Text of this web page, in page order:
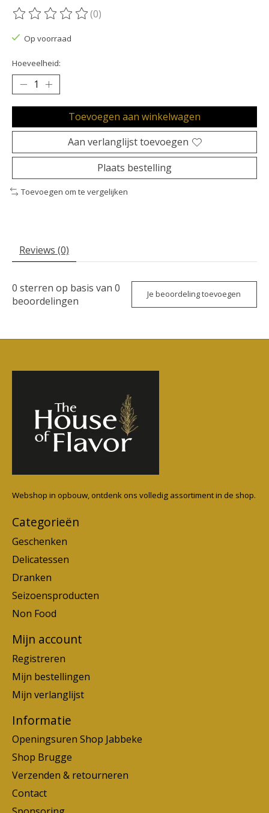
De beoordeling van dit product is
(0)
Op voorraad
Hoeveelheid:
Toevoegen aan winkelwagen
Aan verlanglijst toevoegen
Plaats bestelling
Toevoegen om te vergelijken
Reviews (0)
0 sterren op basis van 0
beoordelingen
Je beoordeling toevoegen
Webshop in opbouw, ontdenk ons volledig assortiment in de shop.
Categorieën
Geschenken
Delicatessen
Dranken
Seizoensproducten
Non Food
Mijn account
Registreren
Mijn bestellingen
Mijn verlanglijst
Informatie
Openingsuren Shop Jabbeke
Shop Brugge
Verzenden & retourneren
Contact